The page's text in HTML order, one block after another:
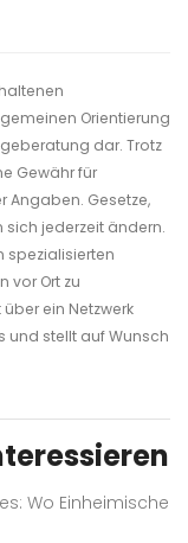
Orientierung
dar. Trotz
Gewähr für
Angaben. Gesetze,
jederzeit ändern.
spezialisierten
vor Ort zu
ein Netzwerk
und stellt auf Wunsch
Wo Einheimische